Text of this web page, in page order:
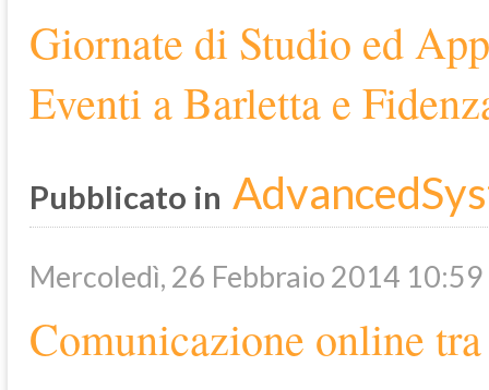
Giornate di Studio ed
Eventi a Barletta e
Pubblicato in
Mercoledì, 26 Febbraio 2014 10:59
Comunicazione online